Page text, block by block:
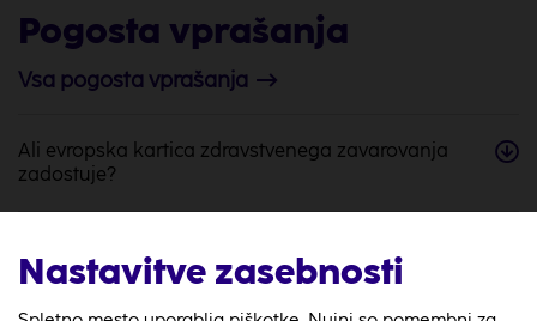
Pogosta vprašanja
Vsa pogosta vprašanja
Ali evropska kartica zdravstvenega zavarovanja
zadostuje?
Nastavitve zasebnosti